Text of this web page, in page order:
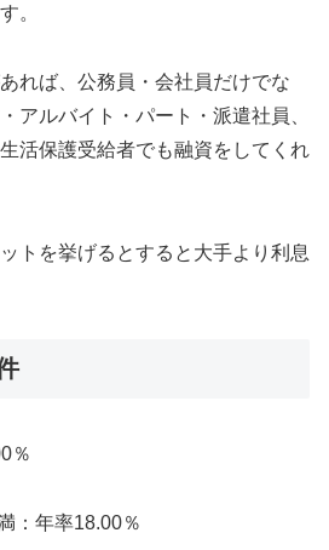
。
れば、公務員・会社員だけでな
アルバイト・パート・派遣社員、
活保護受給者でも融資をしてくれ
トを挙げるとすると大手より利息
％
：年率18.00％